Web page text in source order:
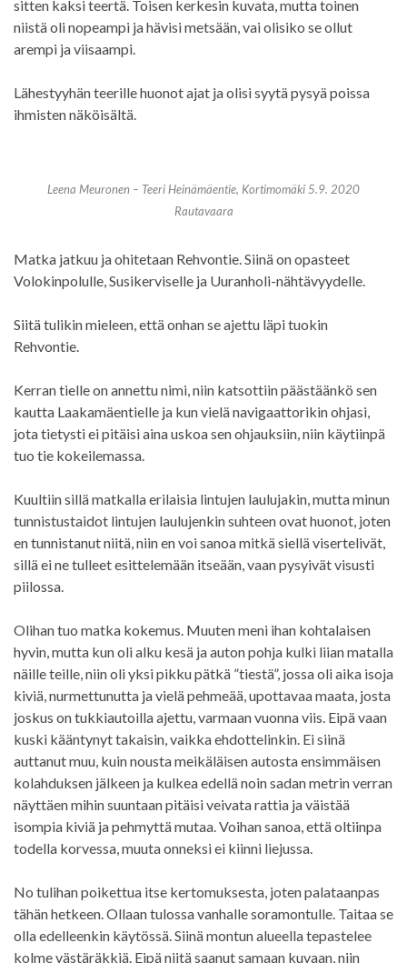
sitten kaksi teertä. Toisen kerkesin kuvata, mutta toinen
niistä oli nopeampi ja hävisi metsään, vai olisiko se ollut
arempi ja viisaampi.
Lähestyyhän teerille huonot ajat ja olisi syytä pysyä poissa
ihmisten näköisältä.
Leena Meuronen – Teeri Heinämäentie, Kortimomäki 5.9. 2020
Rautavaara
Matka jatkuu ja ohitetaan Rehvontie. Siinä on opasteet
Volokinpolulle, Susikerviselle ja Uuranholi-nähtävyydelle.
Siitä tulikin mieleen, että onhan se ajettu läpi tuokin
Rehvontie.
Kerran tielle on annettu nimi, niin katsottiin päästäänkö sen
kautta Laakamäentielle ja kun vielä navigaattorikin ohjasi,
jota tietysti ei pitäisi aina uskoa sen ohjauksiin, niin käytiinpä
tuo tie kokeilemassa.
Kuultiin sillä matkalla erilaisia lintujen laulujakin, mutta minun
tunnistustaidot lintujen laulujenkin suhteen ovat huonot, joten
en tunnistanut niitä, niin en voi sanoa mitkä siellä visertelivät,
sillä ei ne tulleet esittelemään itseään, vaan pysyivät visusti
piilossa.
Olihan tuo matka kokemus. Muuten meni ihan kohtalaisen
hyvin, mutta kun oli alku kesä ja auton pohja kulki liian matalla
näille teille, niin oli yksi pikku pätkä ”tiestä”, jossa oli aika isoja
kiviä, nurmettunutta ja vielä pehmeää, upottavaa maata, josta
joskus on tukkiautoilla ajettu, varmaan vuonna viis. Eipä vaan
kuski kääntynyt takaisin, vaikka ehdottelinkin. Ei siinä
auttanut muu, kuin nousta meikäläisen autosta ensimmäisen
kolahduksen jälkeen ja kulkea edellä noin sadan metrin verran
näyttäen mihin suuntaan pitäisi veivata rattia ja väistää
isompia kiviä ja pehmyttä mutaa. Voihan sanoa, että oltiinpa
todella korvessa, muuta onneksi ei kiinni liejussa.
No tulihan poikettua itse kertomuksesta, joten palataanpas
tähän hetkeen. Ollaan tulossa vanhalle soramontulle. Taitaa se
olla edelleenkin käytössä. Siinä montun alueella tepastelee
kolme västäräkkiä. Eipä niitä saanut samaan kuvaan, niin